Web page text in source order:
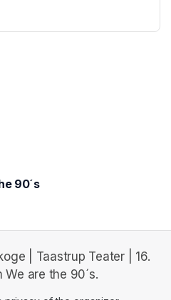
90´s
| Taastrup Teater | 16.
are the 90´s.